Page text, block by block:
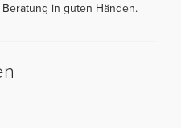
in guten Händen.